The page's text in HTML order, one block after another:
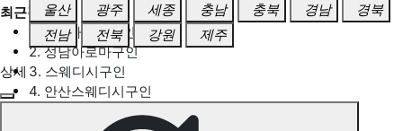
최근검색어
1. 일산마사지구인
2. 성남아로마구인
3. 스웨디시구인
4. 안산스웨디시구인
울산
광주 세종 충남 충북 경남
경북
전남
전북 강원 제주
상세